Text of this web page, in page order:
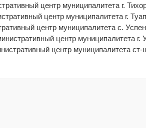
центр муниципалитета г.
центр муниципалитета г.
центр муниципалитета с.
центр муниципалитета г.
центр муниципалитета